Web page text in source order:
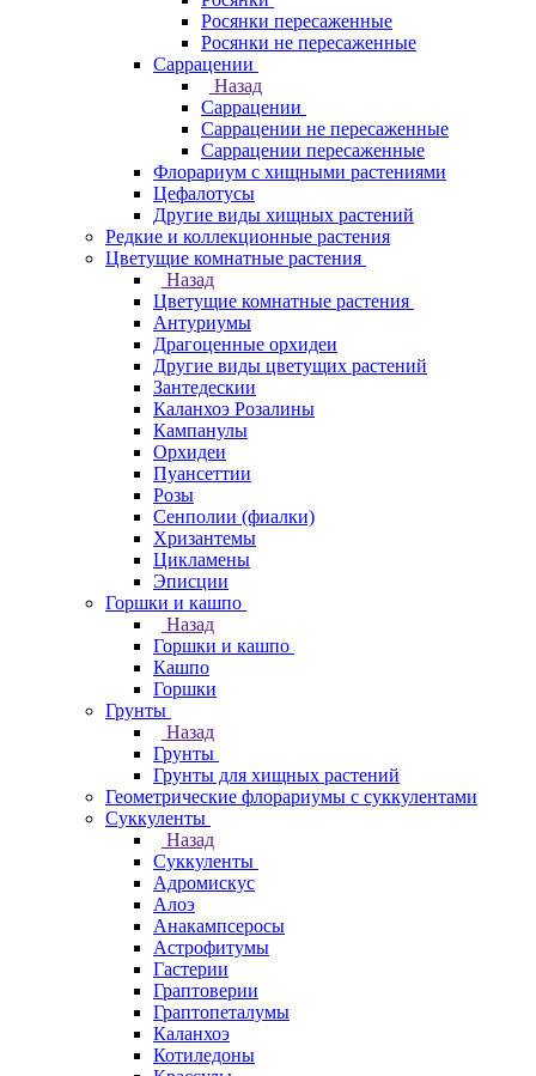
Росянки пересаженные
Росянки не пересаженные
Саррацении
Назад
Саррацении
Саррацении не пересаженные
Саррацении пересаженные
Флорариум с хищными растениями
Цефалотусы
Другие виды хищных растений
Редкие и коллекционные растения
Цветущие комнатные растения
Назад
Цветущие комнатные растения
Антуриумы
Драгоценные орхидеи
Другие виды цветущих растений
Зантедескии
Каланхоэ Розалины
Кампанулы
Орхидеи
Пуансеттии
Розы
Сенполии (фиалки)
Хризантемы
Цикламены
Эписции
Горшки и кашпо
Назад
Горшки и кашпо
Кашпо
Горшки
Грунты
Назад
Грунты
Грунты для хищных растений
Геометрические флорариумы с суккулентами
Суккуленты
Назад
Суккуленты
Адромискус
Алоэ
Анакампсеросы
Астрофитумы
Гастерии
Граптоверии
Граптопеталумы
Каланхоэ
Котиледоны